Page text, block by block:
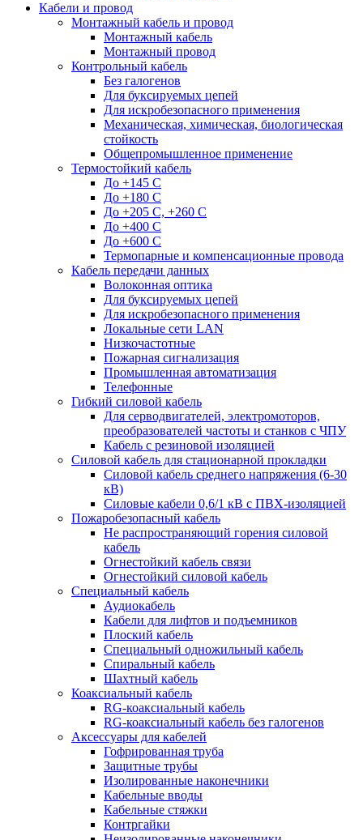
Кабели и провод
Монтажный кабель и провод
Монтажный кабель
Монтажный провод
Контрольный кабель
Без галогенов
Для буксируемых цепей
Для искробезопасного применения
Механическая, химическая, биологическая
стойкость
Общепромышленное применение
Термостойкий кабель
До +145 С
До +180 C
До +205 С, +260 С
До +400 C
До +600 С
Термопарные и компенсационные провода
Кабель передачи данных
Волоконная оптика
Для буксируемых цепей
Для искробезопасного применения
Локальные сети LAN
Низкочастотные
Пожарная сигнализация
Промышленная автоматизация
Телефонные
Гибкий силовой кабель
Для серводвигателей, электромоторов,
преобразователей частоты и станков с ЧПУ
Кабель с резиновой изоляцией
Силовой кабель для стационарной прокладки
Силовой кабель среднего напряжения (6-30
кВ)
Силовые кабели 0,6/1 кВ с ПВХ-изоляцией
Пожаробезопасный кабель
Не распространяющий горения силовой
кабель
Огнестойкий кабель связи
Огнестойкий силовой кабель
Специальный кабель
Аудиокабель
Кабели для лифтов и подъемников
Плоский кабель
Специальный одножильный кабель
Спиральный кабель
Шахтный кабель
Коаксиальный кабель
RG-коаксиальный кабель
RG-коаксиальный кабель без галогенов
Аксессуары для кабелей
Гофрированная труба
Защитные трубы
Изолированные наконечники
Кабельные вводы
Кабельные стяжки
Контргайки